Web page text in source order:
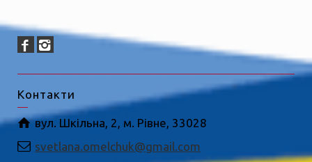
Контакти
вул. Шкільна, 2, м. Рівне, 33028
svetlana.omelchuk@gmail.com